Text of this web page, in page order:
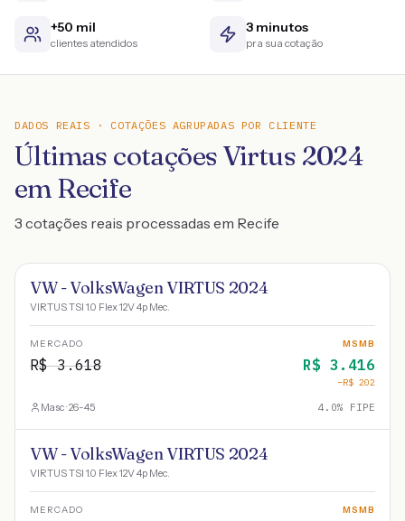
+50 mil
clientes atendidos
3 minutos
pra sua cotação
DADOS REAIS · COTAÇÕES AGRUPADAS POR CLIENTE
Últimas cotações Virtus 2024
em Recife
3 cotações reais processadas em Recife
VW - VolksWagen VIRTUS 2024
VIRTUS TSI 1.0 Flex 12V 4p Mec.
MERCADO
R$3.618
MSMB
R$ 3.416
−R$ 202
Masc · 26-45 4.0% FIPE
VW - VolksWagen VIRTUS 2024
VIRTUS TSI 1.0 Flex 12V 4p Mec.
MERCADO MSMB